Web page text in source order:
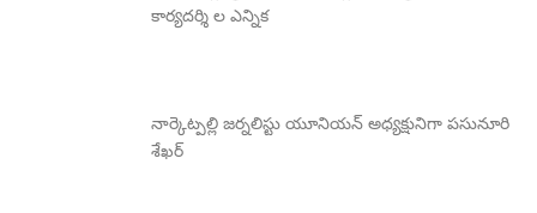
కార్యదర్శి ల ఎన్నిక
నార్కెట్పల్లి జర్నలిస్టు యూనియన్ అధ్యక్షునిగా పసునూరి
శేఖర్